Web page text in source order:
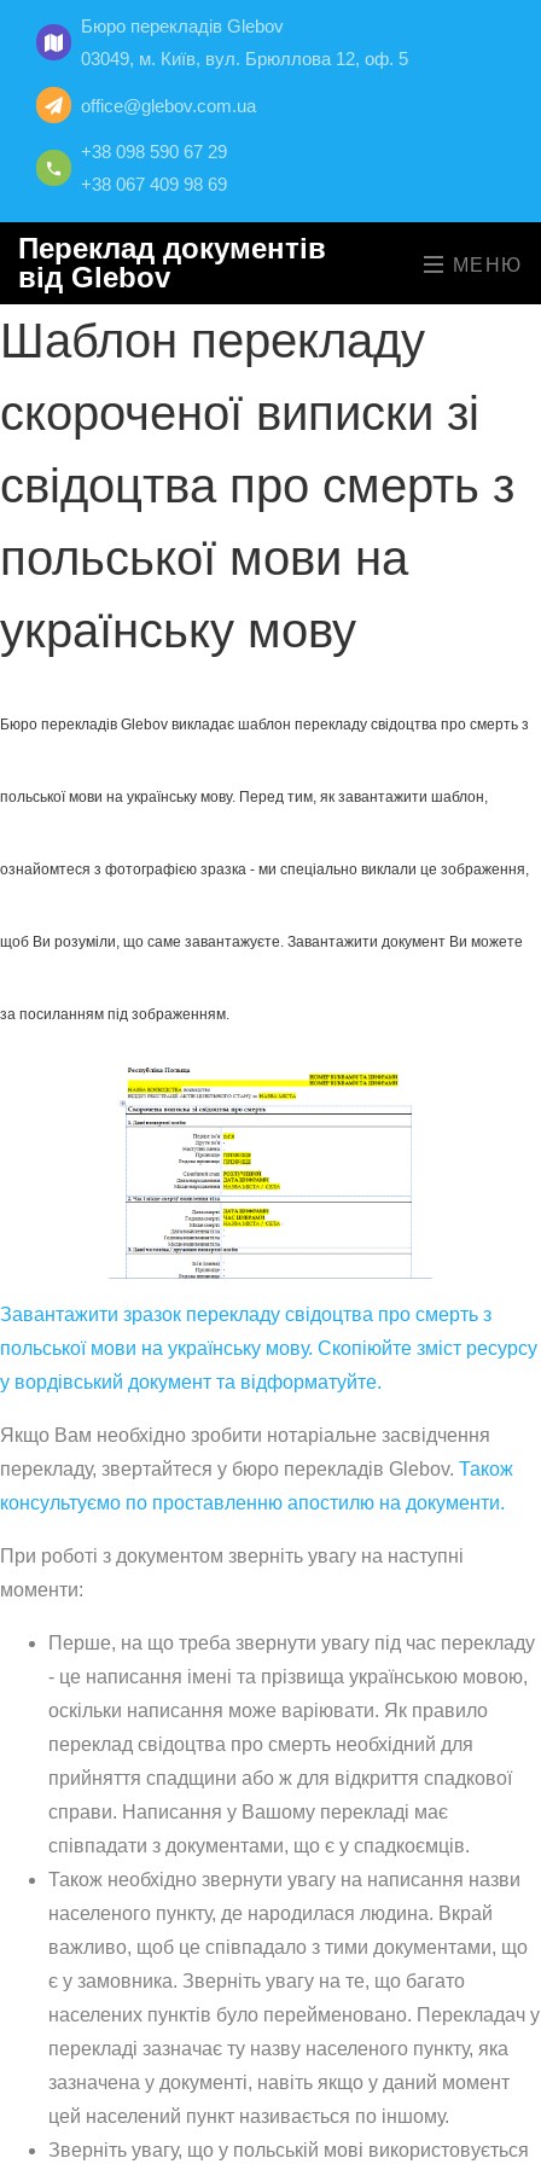
Бюро перекладів Glebov
03049, м. Київ, вул. Брюллова 12, оф. 5
office@glebov.com.ua
+38 098 590 67 29
+38 067 409 98 69
Переклад документів
від Glebov
МЕНЮ
Шаблон перекладу
скороченої виписки зі
свідоцтва про смерть з
польської мови на
українську мову
Бюро перекладів Glebov викладає шаблон перекладу свідоцтва про смерть з
польської мови на українську мову. Перед тим, як завантажити шаблон,
ознайомтеся з фотографією зразка - ми спеціально виклали це зображення,
щоб Ви розуміли, що саме завантажуєте. Завантажити документ Ви можете
за посиланням під зображенням.
Завантажити зразок перекладу свідоцтва про смерть з
польської мови на українську мову. Скопіюйте зміст ресурсу
у вордівський документ та відформатуйте.
Якщо Вам необхідно зробити нотаріальне засвідчення
перекладу, звертайтеся у бюро перекладів Glebov. Також
консультуємо по проставленню апостилю на документи.
При роботі з документом зверніть увагу на наступні
моменти:
Перше, на що треба звернути увагу під час перекладу
- це написання імені та прізвища українською мовою,
оскільки написання може варіювати. Як правило
переклад свідоцтва про смерть необхідний для
прийняття спадщини або ж для відкриття спадкової
справи. Написання у Вашому перекладі має
співпадати з документами, що є у спадкоємців.
Також необхідно звернути увагу на написання назви
населеного пункту, де народилася людина. Вкрай
важливо, щоб це співпадало з тими документами, що
є у замовника. Зверніть увагу на те, що багато
населених пунктів було перейменовано. Перекладач у
перекладі зазначає ту назву населеного пункту, яка
зазначена у документі, навіть якщо у даний момент
цей населений пункт називається по іншому.
Зверніть увагу, що у польській мові використовується